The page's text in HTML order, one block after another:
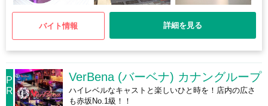
バイト情報 詳細を見る
P
R
VerBena (バーベナ) カナングループ
ハイレベルなキャストと楽しいひと時を！店内の広さ
も赤坂No.1級！！